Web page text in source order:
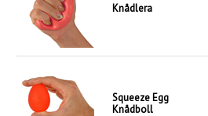
Knådlera
Squeeze Egg
Knådboll